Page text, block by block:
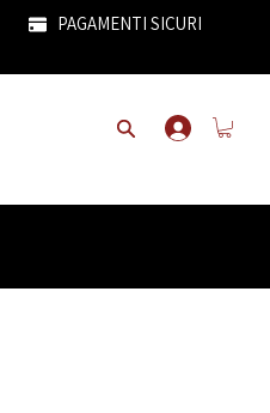
PAGAMENTI SICURI